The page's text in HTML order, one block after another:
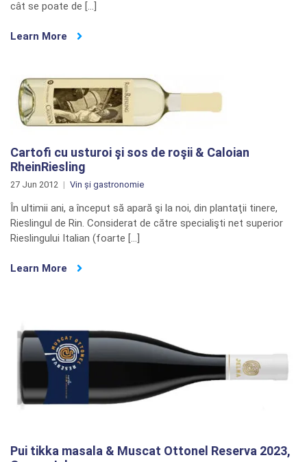
cât se poate de […]
Learn More
Cartofi cu usturoi şi sos de roşii & Caloian
RheinRiesling
27 Jun 2012 Vin și gastronomie
În ultimii ani, a început să apară şi la noi, din plantaţii tinere,
Rieslingul de Rin. Considerat de către specialişti net superior
Rieslingului Italian (foarte […]
Learn More
Pui tikka masala & Muscat Ottonel Reserva 2023,